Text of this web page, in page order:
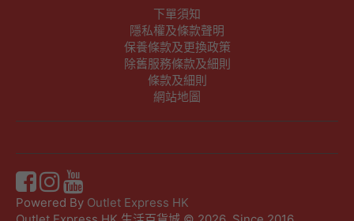
下單須知
隱私權及條款聲明
保養條款及更換政策
除舊服務條款及細則
條款及細則
網站地圖
Powered By Outlet Express HK